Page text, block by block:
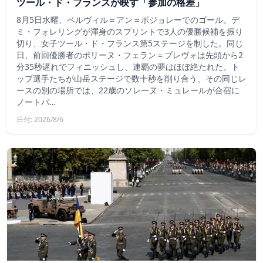
ツール・ド・フランスが映す「参加の格差」
8月5日水曜、ベルヴィル＝アン＝ボジョレーでのゴール。デ
ミ・フォレリングが渾身のスプリントで3人の優勝候補を振り
切り、女子ツール・ド・フランス第5ステージを制した。同じ
日、前回優勝者のポリーヌ・フェラン＝プレヴォは先頭から2
分35秒遅れでフィニッシュし、連覇の夢はほぼ絶たれた。ト
ップ選手たちが山岳ステージで数十秒を削り合う、その同じレ
ースの別の場所では、22歳のソレーヌ・ミュレールが合宿に
ノートパ…
日付: 2026/8/6